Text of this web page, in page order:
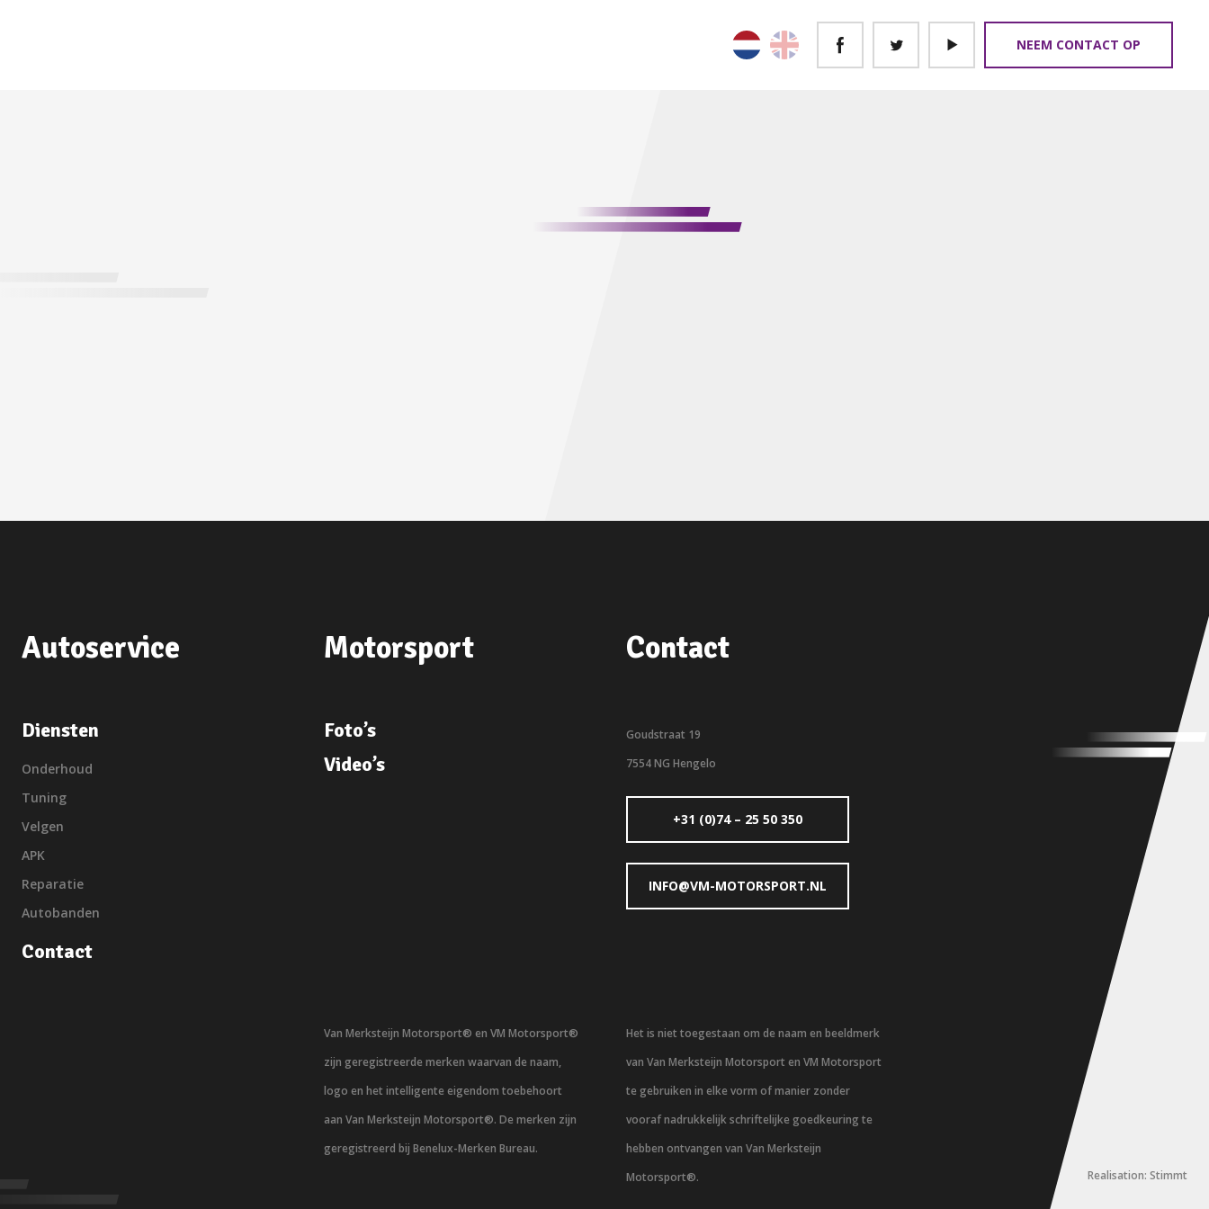
NEEM CONTACT OP
Autoservice
Diensten
Onderhoud
Tuning
Velgen
APK
Reparatie
Autobanden
Contact
Motorsport
Foto’s
Video’s
Contact
Goudstraat 19
7554 NG Hengelo
+31 (0)74 – 25 50 350
INFO@VM-MOTORSPORT.NL
Van Merksteijn Motorsport® en VM Motorsport®
zijn geregistreerde merken waarvan de naam,
logo en het intelligente eigendom toebehoort
aan Van Merksteijn Motorsport®. De merken zijn
geregistreerd bij Benelux-Merken Bureau.
Het is niet toegestaan om de naam en beeldmerk
van Van Merksteijn Motorsport en VM Motorsport
te gebruiken in elke vorm of manier zonder
vooraf nadrukkelijk schriftelijke goedkeuring te
hebben ontvangen van Van Merksteijn
Motorsport®.
Realisation: Stimmt